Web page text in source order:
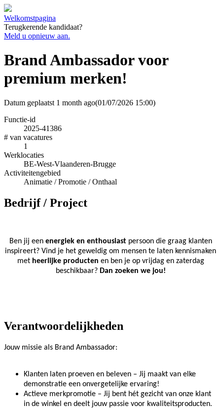
Welkomstpagina
Terugkerende kandidaat?
Meld u opnieuw aan.
Brand Ambassador voor
premium merken!
Datum geplaatst 1 month ago(01/07/2026 15:00)
Functie-id
2025-41386
# van vacatures
1
Werklocaties
BE-West-Vlaanderen-Brugge
Activiteitengebied
Animatie / Promotie / Onthaal
Bedrijf / Project
Ben jij een energiek en enthousiastpersoon die graag klanten
inspireert? Vind je het geweldig om mensen te laten kennismaken
met heerlijke producten en ben je op vrijdag en zaterdag
beschikbaar? Dan zoeken we jou!
Verantwoordelijkheden
Jouw missie als Brand Ambassador:
Klanten laten proeven en beleven – Jij maakt van elke
demonstratie een onvergetelijke ervaring!
Actieve merkpromotie – Jij bent hét gezicht van onze klant
in de winkel en deelt jouw passie voor kwaliteitsproducten.